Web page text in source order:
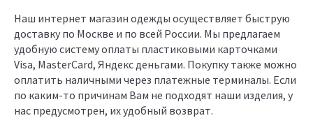
Наш интернет магазин одежды осуществляет быструю
доставку по Москве и по всей России. Мы предлагаем
удобную систему оплаты пластиковыми карточками
Visa, MasterCard, Яндекс деньгами. Покупку также можно
оплатить наличными через платежные терминалы. Если
по каким-то причинам Вам не подходят наши изделия, у
нас предусмотрен, их удобный возврат.